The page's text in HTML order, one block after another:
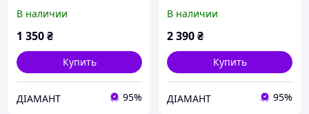
В наличии
1 350₴
Купить
ДІАМАНТ 95%
В наличии
2 390₴
Купить
ДІАМАНТ 95%